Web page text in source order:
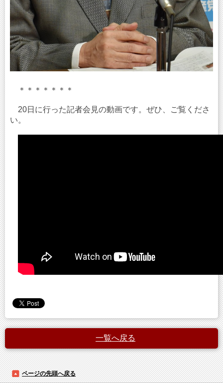
＊＊＊＊＊＊＊
20日に行った記者会見の動画です。ぜひ、ご覧くださ
い。
一覧へ戻る
ページの先頭へ戻る